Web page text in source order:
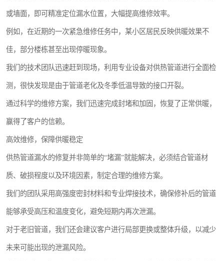
或墙面，即可精准定位漏水位置，大幅提高维修效率。
例如，在近期的一次紧急维修任务中，某小区居民反映供暖效果不
佳，部分楼栋甚至出现停暖现象。
我们的技术团队迅速赶到现场，利用专业设备对供热管道进行全面检
测，很快发现是由于管道老化及冬季低温导致的接口开裂。
通过科学的维修方案，我们迅速完成封堵和加固，恢复了正常供暖，
赢得了客户的信赖。
高效维修，保障供暖稳定
供热管道漏水的修复并非简单的“堵漏”就能解决，必须结合管道材
质、破损程度以及环境因素，制定合理的维修方案。
我们的团队采用高强度密封材料和专业焊接技术，确保修补后的管道
能够承受高压和温度变化，避免短期内再次泄漏。
对于老旧管道，我们还会建议客户进行局部更换或整体升级，以减少
未来可能出现的泄漏风险。